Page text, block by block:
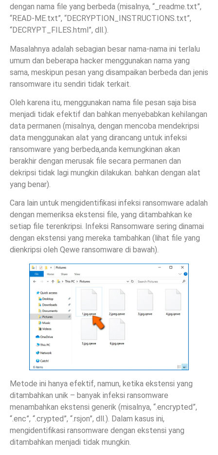
dengan nama file yang berbeda (misalnya, “_readme.txt”,
“READ-ME.txt”, “DECRYPTION_INSTRUCTIONS.txt”,
“DECRYPT_FILES.html”, dll.).
Masalahnya adalah sebagian besar nama-nama ini terlalu
umum dan beberapa hacker menggunakan nama yang
sama, meskipun pesan yang disampaikan berbeda dan jenis
ransomware itu sendiri tidak terkait.
Oleh karena itu, menggunakan nama file pesan saja bisa
menjadi tidak efektif dan bahkan menyebabkan kehilangan
data permanen (misalnya, dengan mencoba mendekripsi
data menggunakan alat yang dirancang untuk infeksi
ransomware yang berbeda,anda kemungkinan akan
berakhir dengan merusak file secara permanen dan
dekripsi tidak lagi mungkin dilakukan. bahkan dengan alat
yang benar).
Cara lain untuk mengidentifikasi infeksi ransomware adalah
dengan memeriksa ekstensi file, yang ditambahkan ke
setiap file terenkripsi. Infeksi Ransomware sering dinamai
dengan ekstensi yang mereka tambahkan (lihat file yang
dienkripsi oleh Qewe ransomware di bawah).
Metode ini hanya efektif, namun, ketika ekstensi yang
ditambahkan unik – banyak infeksi ransomware
menambahkan ekstensi generik (misalnya, “.encrypted”,
“.enc”, “.crypted”, “.rsjon”, dll.). Dalam kasus ini,
mengidentifikasi ransomware dengan ekstensi yang
ditambahkan menjadi tidak mungkin.